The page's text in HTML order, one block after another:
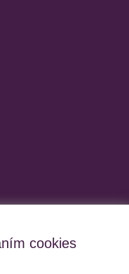
cookies